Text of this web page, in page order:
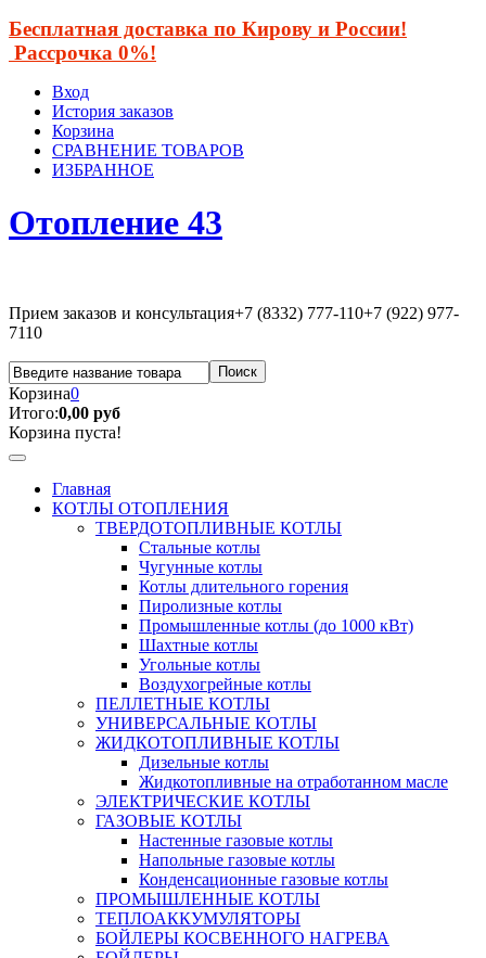
Бесплатная доставка по Кирову и России!
Рассрочка 0%!
Вход
История заказов
Корзина
СРАВНЕНИЕ ТОВАРОВ
ИЗБРАННОЕ
Отопление 43
Прием заказов и консультация+7 (8332) 777-110+7 (922) 977-
7110
Корзина0
Итого:0,00 руб
Корзина пуста!
Главная
КОТЛЫ ОТОПЛЕНИЯ
ТВЕРДОТОПЛИВНЫЕ КОТЛЫ
Стальные котлы
Чугунные котлы
Котлы длительного горения
Пиролизные котлы
Промышленные котлы (до 1000 кВт)
Шахтные котлы
Угольные котлы
Воздухогрейные котлы
ПЕЛЛЕТНЫЕ КОТЛЫ
УНИВЕРСАЛЬНЫЕ КОТЛЫ
ЖИДКОТОПЛИВНЫЕ КОТЛЫ
Дизельные котлы
Жидкотопливные на отработанном масле
ЭЛЕКТРИЧЕСКИЕ КОТЛЫ
ГАЗОВЫЕ КОТЛЫ
Настенные газовые котлы
Напольные газовые котлы
Конденсационные газовые котлы
ПРОМЫШЛЕННЫЕ КОТЛЫ
ТЕПЛОАККУМУЛЯТОРЫ
БОЙЛЕРЫ КОСВЕННОГО НАГРЕВА